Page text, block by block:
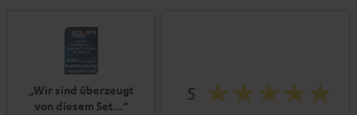
„Wir sind überzeugt
von diesem Set…“
5